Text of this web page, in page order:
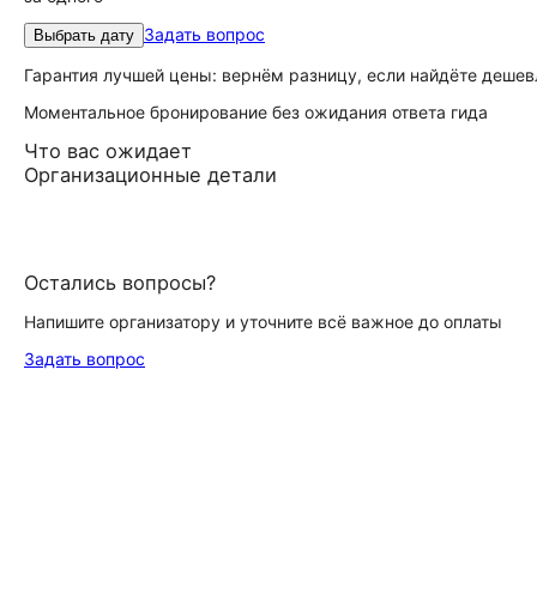
Выбрать дату Задать вопрос
Гарантия лучшей цены: вернём разницу, если найдёте
Моментальное бронирование без ожидания ответа гида
Что вас ожидает
Организационные детали
Остались вопросы?
Напишите организатору и уточните всё важное до оплаты
Задать вопрос